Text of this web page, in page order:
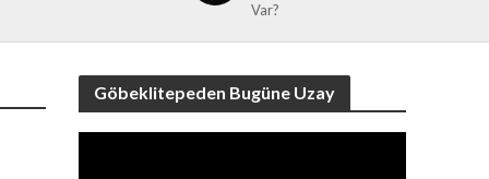
Var?
Göbeklitepeden Bugüne Uzay